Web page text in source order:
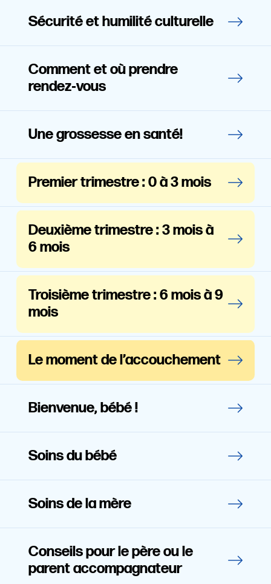
Sécurité et humilité culturelle
Comment et où prendre
rendez‑vous
Une grossesse en santé!
Premier trimestre : 0 à 3 mois
Deuxième trimestre : 3 mois à
6 mois
Troisième trimestre : 6 mois à 9
mois
Le moment de l’accouchement
Bienvenue, bébé !
Soins du bébé
Soins de la mère
Conseils pour le père ou le
parent accompagnateur